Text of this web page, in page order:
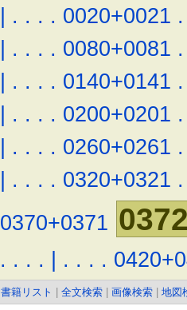
| . . . . 0020+0021 .
| . . . . 0080+0081 .
| . . . . 0140+0141 .
| . . . . 0200+0201 .
| . . . . 0260+0261 .
| . . . . 0320+0321 .
0370+0371
. . . . | . . . .
書籍リスト 全文検索 画像検索 地図